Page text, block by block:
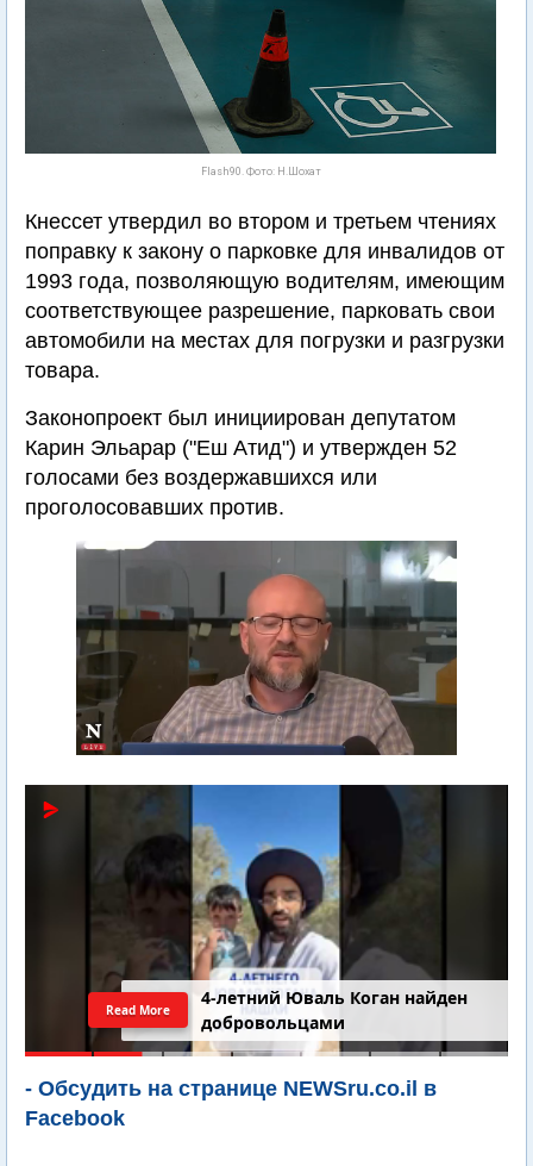
Flash90. Фото: Н.Шохат
Кнессет утвердил во втором и третьем чтениях
поправку к закону о парковке для инвалидов от
1993 года, позволяющую водителям, имеющим
соответствующее разрешение, парковать свои
автомобили на местах для погрузки и разгрузки
товара.
Законопроект был инициирован депутатом
Карин Эльарар ("Еш Атид") и утвержден 52
голосами без воздержавшихся или
проголосовавших против.
4-летний Юваль Коган найден
добровольцами
Read More
- Обсудить на странице NEWSru.co.il в
Facebook